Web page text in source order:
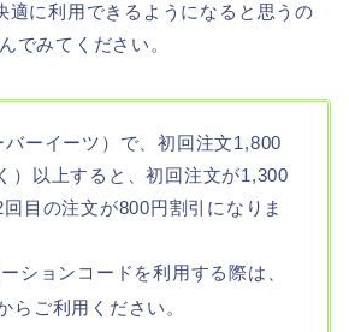
適に利用できるようになると思うの
でみてください。
ーイーツ）で、初回注文1,800
）以上すると、初回注文が1,300
目の注文が800円割引になりま
ションコードを利用する際は、
らご利用ください。